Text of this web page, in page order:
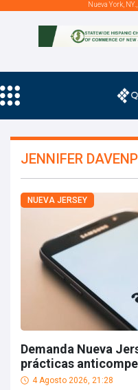
Nueva York,
JENNIFER
NUEVA JERSEY
Demanda Nueva
prácticas
4 Agosto 2026, 21:28